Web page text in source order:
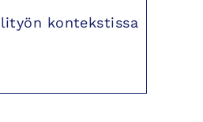
kontekstissa